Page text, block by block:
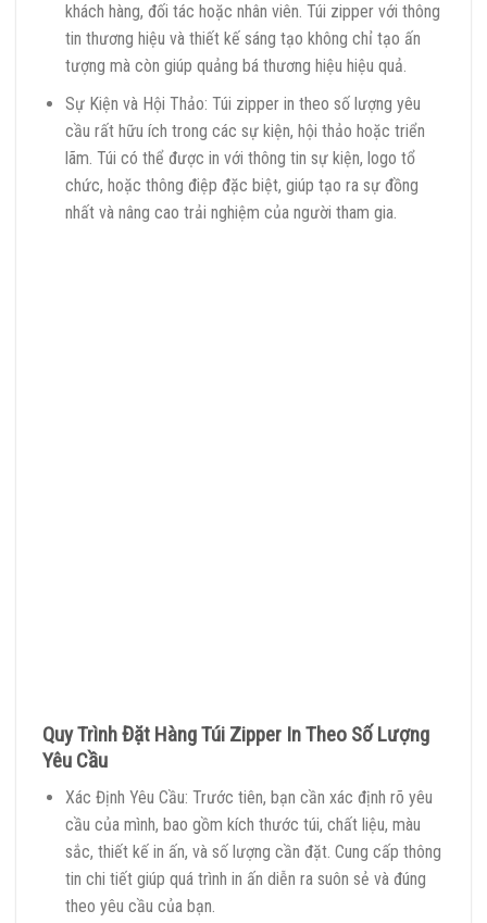
khách hàng, đối tác hoặc nhân viên. Túi zipper với thông
tin thương hiệu và thiết kế sáng tạo không chỉ tạo ấn
tượng mà còn giúp quảng bá thương hiệu hiệu quả.
Sự Kiện và Hội Thảo: Túi zipper in theo số lượng yêu
cầu rất hữu ích trong các sự kiện, hội thảo hoặc triển
lãm. Túi có thể được in với thông tin sự kiện, logo tổ
chức, hoặc thông điệp đặc biệt, giúp tạo ra sự đồng
nhất và nâng cao trải nghiệm của người tham gia.
Quy Trình Đặt Hàng Túi Zipper In Theo Số Lượng
Yêu Cầu
Xác Định Yêu Cầu: Trước tiên, bạn cần xác định rõ yêu
cầu của mình, bao gồm kích thước túi, chất liệu, màu
sắc, thiết kế in ấn, và số lượng cần đặt. Cung cấp thông
tin chi tiết giúp quá trình in ấn diễn ra suôn sẻ và đúng
theo yêu cầu của bạn.